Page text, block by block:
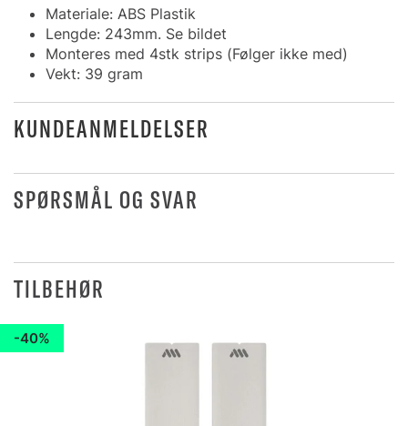
Materiale: ABS Plastik
Lengde: 243mm. Se bildet
Monteres med 4stk strips (Følger ikke med)
Vekt: 39 gram
KUNDEANMELDELSER
SPØRSMÅL OG SVAR
TILBEHØR
40%